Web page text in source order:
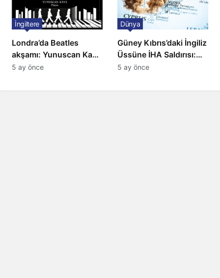
Londra’da Beatles
akşamı: Yunuscan Kaya
klasik yorumuyla
İngiltere
5 ay önce
Güney Kıbrıs’daki İngiliz
Üssüne İHA Saldırısı:
Patlama, Sirenler ve
Dünya
5 ay önce